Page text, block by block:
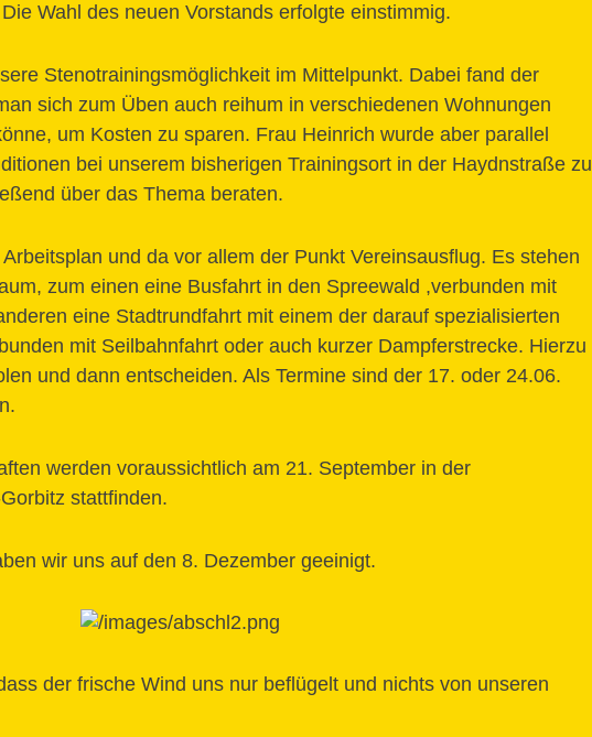
Wahl des neuen Vorstands erfolgte einstimmig.
Stenotrainingsmöglichkeit im Mittelpunkt. Dabei fand der
sich zum Üben auch reihum in verschiedenen Wohnungen
um Kosten zu sparen. Frau Heinrich wurde aber parallel
bei unserem bisherigen Trainingsort in der Haydnstraße zu
über das Thema beraten.
und da vor allem der Punkt Vereinsausflug. Es stehen
zum einen eine Busfahrt in den Spreewald ,verbunden mit
eine Stadtrundfahrt mit einem der darauf spezialisierten
mit Seilbahnfahrt oder auch kurzer Dampferstrecke. Hierzu
und dann entscheiden. Als Termine sind der 17. oder 24.06.
werden voraussichtlich am 21. September in der
stattfinden.
wir uns auf den 8. Dezember geeinigt.
der frische Wind uns nur beflügelt und nichts von unseren